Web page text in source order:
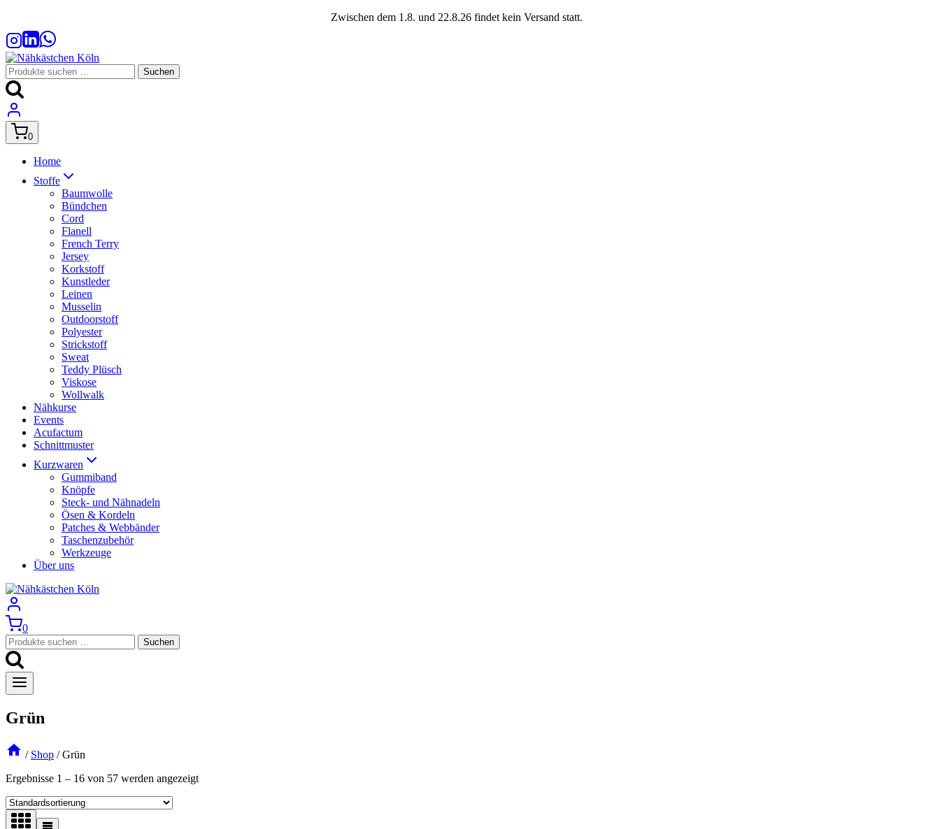
springen
Zwischen dem 1.8. und 22.8.26 findet kein Versand statt.
Suchen
nach:
Suchen
0
Home
Stoffe
Baumwolle
Bündchen
Cord
Flanell
French Terry
Jersey
Korkstoff
Kunstleder
Leinen
Musselin
Outdoorstoff
Polyester
Strickstoff
Sweat
Teddy Plüsch
Viskose
Wollwalk
Nähkurse
Events
Acufactum
Schnittmuster
Kurzwaren
Gummiband
Knöpfe
Steck- und Nähnadeln
Ösen & Kordeln
Patches & Webbänder
Taschenzubehör
Werkzeuge
Über uns
0
Suchen
nach:
Suchen
Grün
/ Shop / Grün
Ergebnisse 1 – 16 von 57 werden angezeigt